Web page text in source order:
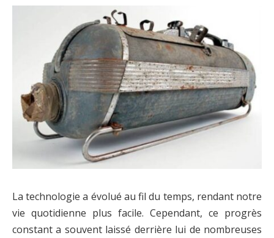
La technologie a évolué au fil du temps, rendant notre
vie quotidienne plus facile. Cependant, ce progrès
constant a souvent laissé derrière lui de nombreuses